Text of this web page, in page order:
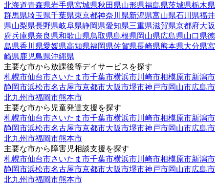
北海道青森県岩手県宮城県秋田県山形県福島県茨城県栃木県
群馬県埼玉県千葉県東京都神奈川県新潟県富山県石川県福井
県山梨県長野県岐阜県静岡県愛知県三重県滋賀県京都府大阪
府兵庫県奈良県和歌山県鳥取県島根県岡山県広島県山口県徳
島県香川県愛媛県高知県福岡県佐賀県長崎県熊本県大分県宮
崎県鹿児島県沖縄県
主要な市から放課後等デイサービスを探す
札幌市仙台市さいたま市千葉市横浜市川崎市相模原市新潟市
静岡市浜松市名古屋市京都市大阪市堺市神戸市岡山市広島市
北九州市福岡市熊本市
主要な市から児童発達支援を探す
札幌市仙台市さいたま市千葉市横浜市川崎市相模原市新潟市
静岡市浜松市名古屋市京都市大阪市堺市神戸市岡山市広島市
北九州市福岡市熊本市
主要な市から障害児相談支援を探す
札幌市仙台市さいたま市千葉市横浜市川崎市相模原市新潟市
静岡市浜松市名古屋市京都市大阪市堺市神戸市岡山市広島市
北九州市福岡市熊本市